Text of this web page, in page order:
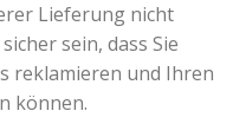
Lieferung nicht
sein, dass Sie
reklamieren und Ihren
können.